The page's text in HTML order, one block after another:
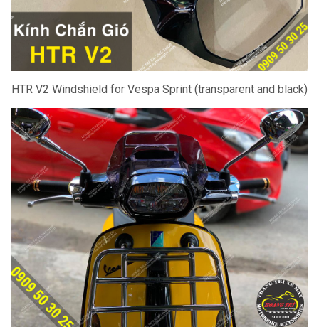
HTR V2 Windshield for Vespa Sprint (transparent and black)